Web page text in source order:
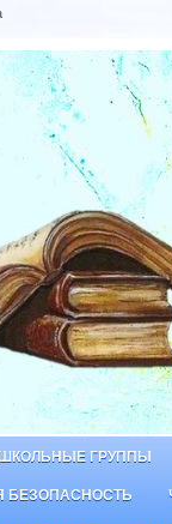
ГРУППЫ
БЕЗОПАСНОСТЬ